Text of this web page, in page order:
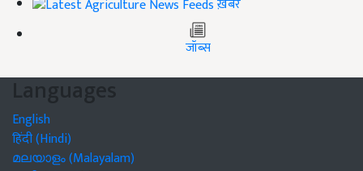
ख़बरें
जॉब्स
Languages
English
हिंदी (Hindi)
മലയാളം (Malayalam)